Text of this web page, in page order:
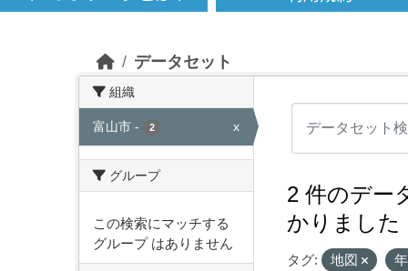
データセット
組織
富山市 - 2 x
グループ
この検索にマッチする
グループ はありません
2 件のデー
かりました
タグ: 地図